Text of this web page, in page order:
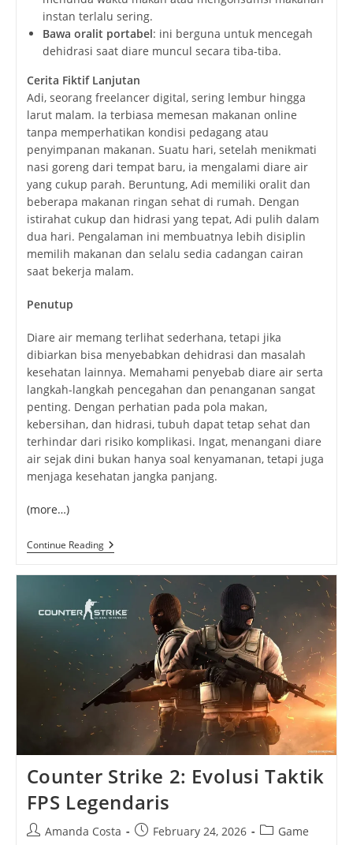
instan terlalu sering.
Bawa oralit portabel: ini berguna untuk mencegah
dehidrasi saat diare muncul secara tiba-tiba.
Cerita Fiktif Lanjutan
Adi, seorang freelancer digital, sering lembur hingga
larut malam. Ia terbiasa memesan makanan online
tanpa memperhatikan kondisi pedagang atau
penyimpanan makanan. Suatu hari, setelah menikmati
nasi goreng dari tempat baru, ia mengalami diare air
yang cukup parah. Beruntung, Adi memiliki oralit dan
beberapa makanan ringan sehat di rumah. Dengan
istirahat cukup dan hidrasi yang tepat, Adi pulih dalam
dua hari. Pengalaman ini membuatnya lebih disiplin
memilih makanan dan selalu sedia cadangan cairan
saat bekerja malam.
Penutup
Diare air memang terlihat sederhana, tetapi jika
dibiarkan bisa menyebabkan dehidrasi dan masalah
kesehatan lainnya. Memahami penyebab diare air serta
langkah-langkah pencegahan dan penanganan sangat
penting. Dengan perhatian pada pola makan,
kebersihan, dan hidrasi, tubuh dapat tetap sehat dan
terhindar dari risiko komplikasi. Ingat, menangani diare
air sejak dini bukan hanya soal kenyamanan, tetapi juga
menjaga kesehatan jangka panjang.
(more…)
Continue ReadingDiare
Air:
Gejala,
Dan
Cara
Mengatasinya
Dengan
Counter Strike 2: Evolusi Taktik
FPS Legendaris
PostAmanda Costa
PostFebruary 24, 2026
PostGame